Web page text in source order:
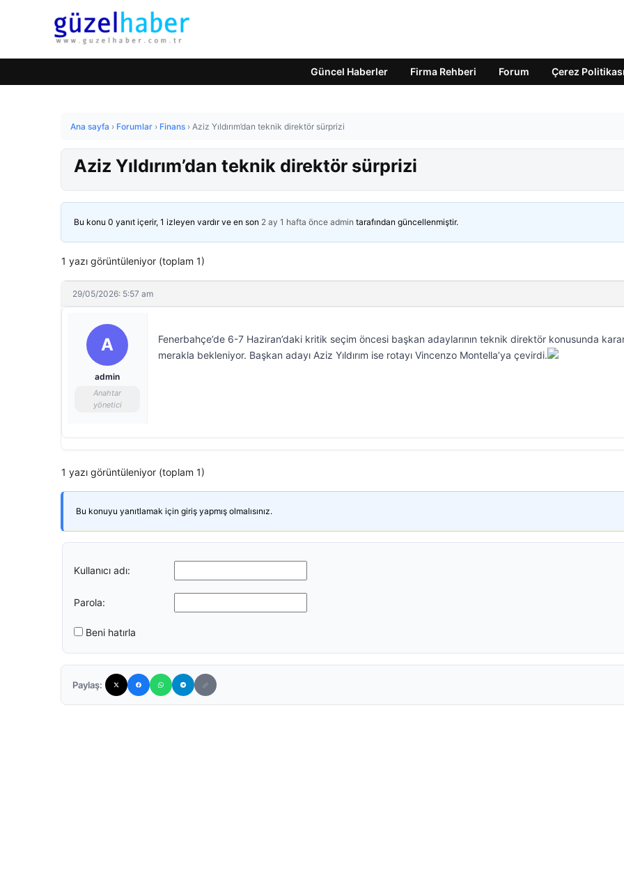
Güncel Haberler Firma Rehberi Forum Çerez Politikası
Ana sayfa › Forumlar › Finans › Aziz Yıldırım’dan teknik direktör sürprizi
Aziz Yıldırım’dan teknik direktör sürprizi
Bu konu 0 yanıt içerir, 1 izleyen vardır ve en son 2 ay 1 hafta önce admin tarafından güncellenmiştir.
1 yazı görüntüleniyor (toplam 1)
29/05/2026: 5:57 am
A
admin
Anahtar
yönetici
Fenerbahçe’de 6-7 Haziran’daki kritik seçim öncesi başkan adaylarının teknik direktör konusunda
merakla bekleniyor. Başkan adayı Aziz Yıldırım ise rotayı Vincenzo Montella’ya çevirdi.
1 yazı görüntüleniyor (toplam 1)
Bu konuyu yanıtlamak için giriş yapmış olmalısınız.
Kullanıcı adı:
Parola:
Beni hatırla
Paylaş: